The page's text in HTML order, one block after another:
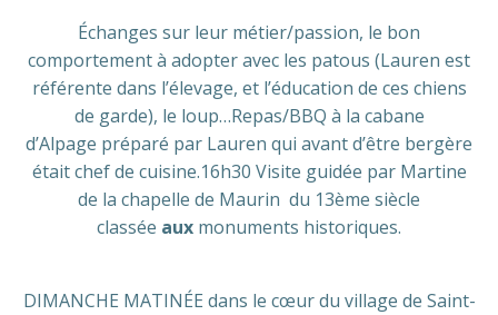
Échanges sur leur métier/passion, le bon
comportement à adopter avec les patous (Lauren est
référente dans l’élevage, et l’éducation de ces chiens
de garde), le loup…Repas/BBQ à la cabane
d’Alpage préparé par Lauren qui avant d’être bergère
était chef de cuisine.16h30 Visite guidée par Martine
de la chapelle de Maurin du 13ème siècle
classée aux monuments historiques.
DIMANCHE MATINÉE dans le cœur du village de Saint-